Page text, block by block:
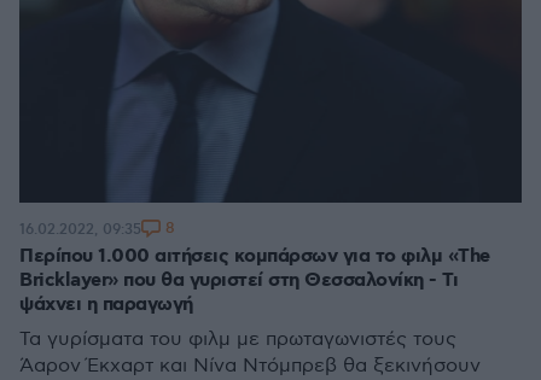
Περίπου 1.000 αιτήσεις κομπάρσων για το φιλμ «The
Bricklayer» που θα γυριστεί στη Θεσσαλονίκη - Τι
ψάχνει η παραγωγή
Τα γυρίσματα του φιλμ με πρωταγωνιστές τους
Άαρον Έκχαρτ και Νίνα Ντόμπρεβ θα ξεκινήσουν
16.02.2022, 09:35 8